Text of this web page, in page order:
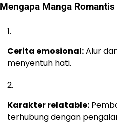
Mengapa Manga
Cerita emosional:Alur
menyentuh hati.
Karakter relatable:
terhubung dengan